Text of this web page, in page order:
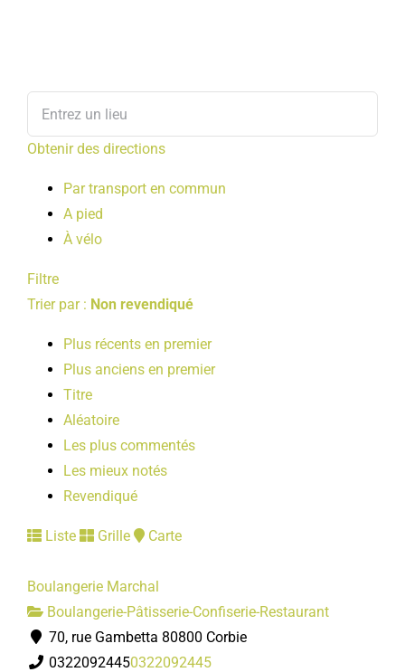
Obtenir des directions
Par transport en commun
A pied
À vélo
Filtre
Trier par : Non revendiqué
Plus récents en premier
Plus anciens en premier
Titre
Aléatoire
Les plus commentés
Les mieux notés
Revendiqué
Liste Grille Carte
Boulangerie Marchal
Boulangerie-Pâtisserie-Confiserie-Restaurant
70, rue Gambetta 80800 Corbie
03220924450322092445